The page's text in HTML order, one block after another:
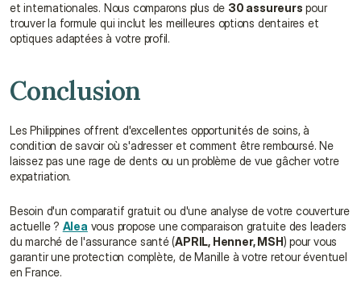
et internationales. Nous comparons plus de 30 assureurs pour
trouver la formule qui inclut les meilleures options dentaires et
optiques adaptées à votre profil.
Conclusion
Les Philippines offrent d'excellentes opportunités de soins, à
condition de savoir où s'adresser et comment être remboursé. Ne
laissez pas une rage de dents ou un problème de vue gâcher votre
expatriation.
Besoin d'un comparatif gratuit ou d'une analyse de votre couverture
actuelle ? Alea vous propose une comparaison gratuite des leaders
du marché de l'assurance santé (APRIL, Henner, MSH) pour vous
garantir une protection complète, de Manille à votre retour éventuel
en France.